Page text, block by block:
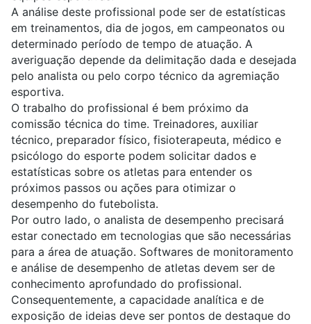
A análise deste profissional pode ser de estatísticas
em treinamentos, dia de jogos, em campeonatos ou
determinado período de tempo de atuação. A
averiguação depende da delimitação dada e desejada
pelo analista ou pelo corpo técnico da agremiação
esportiva.
O trabalho do profissional é bem próximo da
comissão técnica do time. Treinadores, auxiliar
técnico, preparador físico, fisioterapeuta, médico e
psicólogo do esporte podem solicitar dados e
estatísticas sobre os atletas para entender os
próximos passos ou ações para otimizar o
desempenho do futebolista.
Por outro lado, o analista de desempenho precisará
estar conectado em tecnologias que são necessárias
para a área de atuação. Softwares de monitoramento
e análise de desempenho de atletas devem ser de
conhecimento aprofundado do profissional.
Consequentemente, a capacidade analítica e de
exposição de ideias deve ser pontos de destaque do